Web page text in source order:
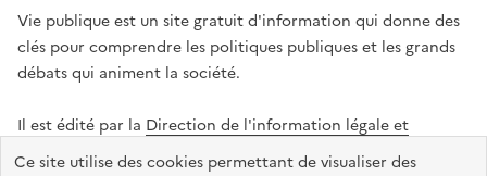
Ce site utilise des cookies permettant de visualiser des
Vie publique est un site gratuit d'information qui donne des
clés pour comprendre les politiques publiques et les grands
débats qui animent la société.
Il est édité par la Direction de l'information légale et
administrative